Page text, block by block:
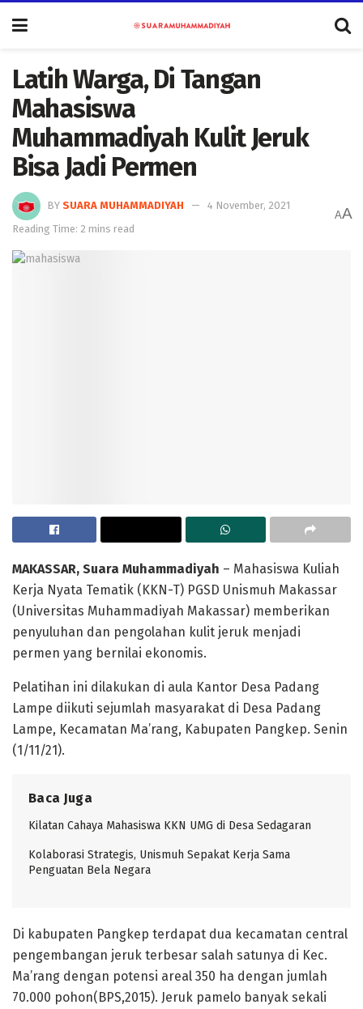
Latih Warga, Di Tangan
Mahasiswa
Muhammadiyah Kulit Jeruk
Bisa Jadi Permen
BY SUARA MUHAMMADIYAH
4 November, 2021
Reading Time: 2 mins read
AA
MAKASSAR, Suara Muhammadiyah – Mahasiswa Kuliah
Kerja Nyata Tematik (KKN-T) PGSD Unismuh Makassar
(Universitas Muhammadiyah Makassar) memberikan
penyuluhan dan pengolahan kulit jeruk menjadi
permen yang bernilai ekonomis.
Pelatihan ini dilakukan di aula Kantor Desa Padang
Lampe diikuti sejumlah masyarakat di Desa Padang
Lampe, Kecamatan Ma’rang, Kabupaten Pangkep. Senin
(1/11/21).
Baca Juga
Kilatan Cahaya Mahasiswa KKN UMG di Desa Sedagaran
Kolaborasi Strategis, Unismuh Sepakat Kerja Sama
Penguatan Bela Negara
Di kabupaten Pangkep terdapat dua kecamatan central
pengembangan jeruk terbesar salah satunya di Kec.
Ma’rang dengan potensi areal 350 ha dengan jumlah
70.000 pohon(BPS,2015). Jeruk pamelo banyak sekali